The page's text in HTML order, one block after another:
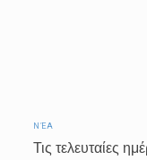
ΝΈΑ
Τις τελευταίες